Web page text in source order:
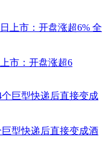
市：开盘涨超6
型快递后直接变成酒